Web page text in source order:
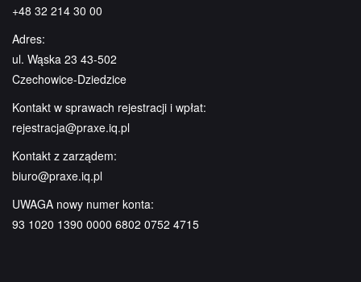
+48 32 214 30 00
Adres:
ul. Wąska 23 43-502
Czechowice-Dziedzice
Kontakt w sprawach rejestracji i wpłat:
rejestracja@praxe.iq.pl
Kontakt z zarządem:
biuro@praxe.iq.pl
UWAGA nowy numer konta:
93 1020 1390 0000 6802 0752 4715